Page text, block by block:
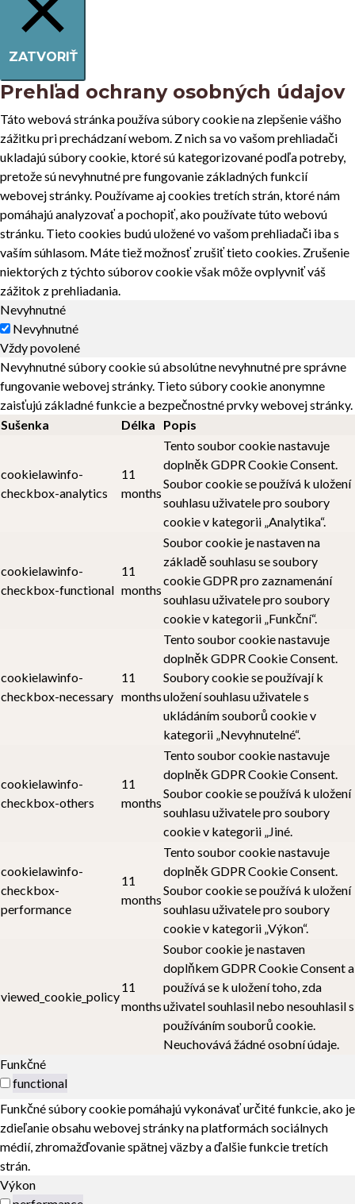
ZATVORIŤ
Prehľad ochrany osobných údajov
Táto webová stránka používa súbory cookie na zlepšenie vášho
zážitku pri prechádzaní webom. Z nich sa vo vašom prehliadači
ukladajú súbory cookie, ktoré sú kategorizované podľa potreby,
pretože sú nevyhnutné pre fungovanie základných funkcií
webovej stránky. Používame aj cookies tretích strán, ktoré nám
pomáhajú analyzovať a pochopiť, ako používate túto webovú
stránku. Tieto cookies budú uložené vo vašom prehliadači iba s
vaším súhlasom. Máte tiež možnosť zrušiť tieto cookies. Zrušenie
niektorých z týchto súborov cookie však môže ovplyvniť váš
zážitok z prehliadania.
Nevyhnutné
Nevyhnutné
Vždy povolené
Nevyhnutné súbory cookie sú absolútne nevyhnutné pre správne
fungovanie webovej stránky. Tieto súbory cookie anonymne
zaisťujú základné funkcie a bezpečnostné prvky webovej stránky.
Sušenka
Délka Popis
cookielawinfo-
checkbox-analytics
11
months
Tento soubor cookie nastavuje
doplněk GDPR Cookie Consent.
Soubor cookie se používá k uložení
souhlasu uživatele pro soubory
cookie v kategorii „Analytika“.
cookielawinfo-
checkbox-functional
11
months
Soubor cookie je nastaven na
základě souhlasu se soubory
cookie GDPR pro zaznamenání
souhlasu uživatele pro soubory
cookie v kategorii „Funkční“.
cookielawinfo-
checkbox-necessary
11
months
Tento soubor cookie nastavuje
doplněk GDPR Cookie Consent.
Soubory cookie se používají k
uložení souhlasu uživatele s
ukládáním souborů cookie v
kategorii „Nevyhnutelné“.
cookielawinfo-
checkbox-others
11
months
Tento soubor cookie nastavuje
doplněk GDPR Cookie Consent.
Soubor cookie se používá k uložení
souhlasu uživatele pro soubory
cookie v kategorii „Jiné.
cookielawinfo-
checkbox-
performance
11
months
Tento soubor cookie nastavuje
doplněk GDPR Cookie Consent.
Soubor cookie se používá k uložení
souhlasu uživatele pro soubory
cookie v kategorii „Výkon“.
viewed_cookie_policy
11
months
Soubor cookie je nastaven
doplňkem GDPR Cookie Consent a
používá se k uložení toho, zda
uživatel souhlasil nebo nesouhlasil s
používáním souborů cookie.
Neuchovává žádné osobní údaje.
Funkčné
functional
Funkčné súbory cookie pomáhajú vykonávať určité funkcie, ako je
zdieľanie obsahu webovej stránky na platformách sociálnych
médií, zhromažďovanie spätnej väzby a ďalšie funkcie tretích
strán.
Výkon